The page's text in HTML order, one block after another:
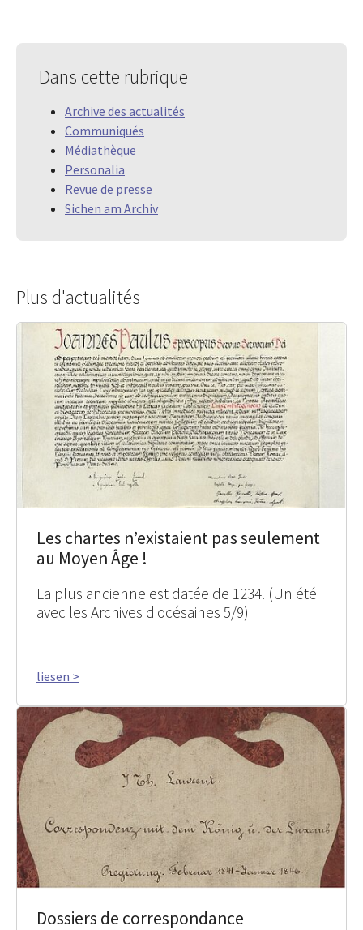
Dans cette rubrique
Archive des actualités
Communiqués
Médiathèque
Personalia
Revue de presse
Sichen am Archiv
Plus d'actualités
Les chartes n’existaient pas seulement
au Moyen Âge !
La plus ancienne est datée de 1234. (Un été
avec les Archives diocésaines 5/9)
liesen >
Dossiers de correspondance